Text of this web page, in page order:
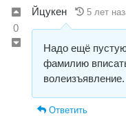
0
Йцукен 5 лет
Надо ещё
фамилию
волеизъявление.
Ответить